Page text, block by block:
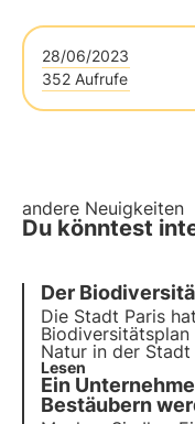
28/06/2023
352 Aufrufe
andere Neuigkeiten
Du könntest
Der
Die Stadt Paris
Natur in der
Biodiversität
Maßnahmen, die
Lesen
Ein
Bestäubern